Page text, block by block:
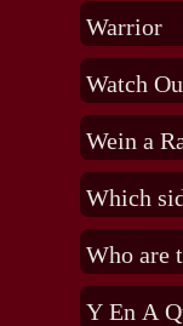
Warrior
Watch
Wein a
Which
Who are
Y En A